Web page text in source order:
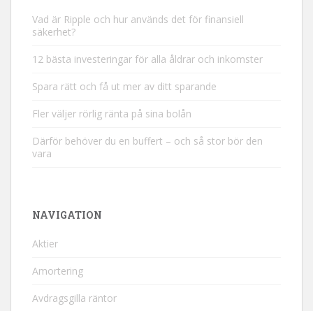
Vad är Ripple och hur används det för finansiell
säkerhet?
12 bästa investeringar för alla åldrar och inkomster
Spara rätt och få ut mer av ditt sparande
Fler väljer rörlig ränta på sina bolån
Därför behöver du en buffert – och så stor bör den
vara
NAVIGATION
Aktier
Amortering
Avdragsgilla räntor